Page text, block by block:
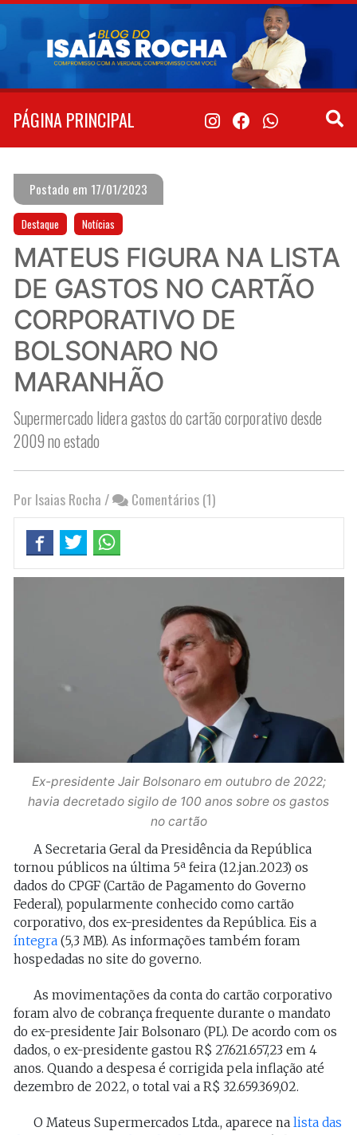
Pular
conteúdo
PÁGINA PRINCIPAL
Postado em 17/01/2023
Destaque Notícias
MATEUS FIGURA NA LISTA
DE GASTOS NO CARTÃO
CORPORATIVO DE
BOLSONARO NO
MARANHÃO
Supermercado lidera gastos do cartão corporativo desde
2009 no estado
Por Isaias Rocha / Comentários (1)
Ex-presidente Jair Bolsonaro em outubro de 2022;
havia decretado sigilo de 100 anos sobre os gastos
no cartão
A Secretaria Geral da Presidência da República
tornou públicos na última 5ª feira (12.jan.2023) os
dados do CPGF (Cartão de Pagamento do Governo
Federal), popularmente conhecido como cartão
corporativo, dos ex-presidentes da República. Eis a
íntegra(5,3 MB). As informações também foram
hospedadas no site do governo.
As movimentações da conta do cartão corporativo
foram alvo de cobrança frequente durante o mandato
do ex-presidente Jair Bolsonaro (PL). De acordo com os
dados, o ex-presidente gastou R$ 27.621.657,23 em 4
anos. Quando a despesa é corrigida pela inflação até
dezembro de 2022, o total vai a R$ 32.659.369,02.
O Mateus Supermercados Ltda., aparece na lista das